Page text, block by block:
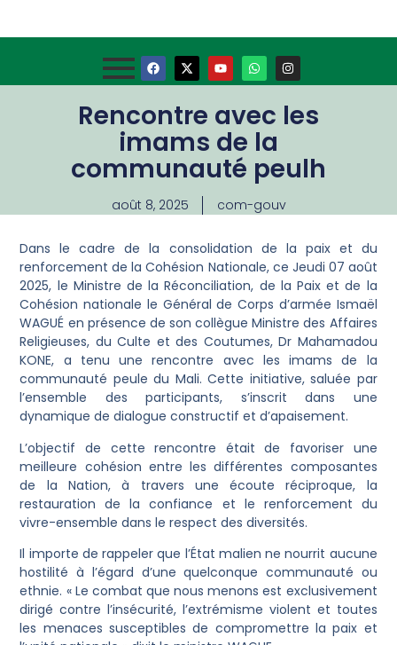
Rencontre avec les
imams de la
communauté peulh
août 8, 2025 com-gouv
Dans le cadre de la consolidation de la paix et du
renforcement de la Cohésion Nationale, ce Jeudi 07 août
2025, le Ministre de la Réconciliation, de la Paix et de la
Cohésion nationale le Général de Corps d’armée Ismaël
WAGUÉ en présence de son collègue Ministre des Affaires
Religieuses, du Culte et des Coutumes, Dr Mahamadou
KONE, a tenu une rencontre avec les imams de la
communauté peule du Mali. Cette initiative, saluée par
l’ensemble des participants, s’inscrit dans une
dynamique de dialogue constructif et d’apaisement.
L’objectif de cette rencontre était de favoriser une
meilleure cohésion entre les différentes composantes
de la Nation, à travers une écoute réciproque, la
restauration de la confiance et le renforcement du
vivre-ensemble dans le respect des diversités.
Il importe de rappeler que l’État malien ne nourrit aucune
hostilité à l’égard d’une quelconque communauté ou
ethnie. « Le combat que nous menons est exclusivement
dirigé contre l’insécurité, l’extrémisme violent et toutes
les menaces susceptibles de compromettre la paix et